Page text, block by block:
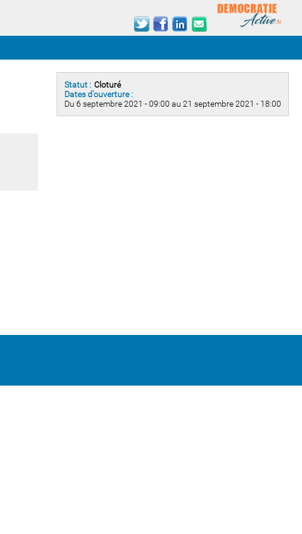
Statut : Cloturé
Dates d'ouverture :
Du 6 septembre 2021 - 09:00 au 21 septembre 2021 - 18:00